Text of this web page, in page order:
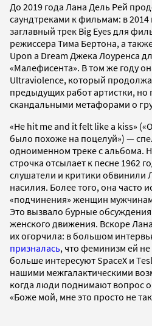
До 2019 года Лана Дель Рей
саундтреками к фильмам: в 2014
заглавный трек Big Eyes для
режиссера Тима Бертона, а
Upon a Dream Джека Лоуренса
«Малефисента». В том же году
Ultraviolence, который
предыдущих работ артистки,
скандальными метафорами о
«He hit me and it felt like a kiss»
было похоже на поцелуй») —
одноименном треке с альбома.
строчка отсылает к песне 1962
слушатели и критики обвинили
насилия. Более того, она часто
«подчинения» женщин мужчинам
Это вызвало бурные
женского движения. Вскоре
их огорчила: в большом
призналась, что феминизм ей
больше интересуют SpaceX и
нашими межгалактическими
когда люди поднимают вопрос
«Боже мой, мне это просто не